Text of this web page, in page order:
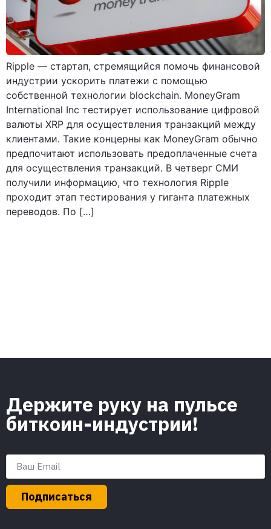
Ripple — стартап, стремящийся помочь финансовой
индустрии ускорить платежи с помощью
собственной технологии blockchain. MoneyGram
International Inc тестирует использование цифровой
валюты XRP для осуществления транзакций между
клиентами. Такие концерны как MoneyGram обычно
предпочитают использовать предоплаченные счета
для осуществления транзакций. В четверг СМИ
получили информацию, что технология Ripple
проходит этап тестирования у гиганта платежных
переводов. По […]
Держите руку на пульсе
биткоин-индустрии!
Подписаться